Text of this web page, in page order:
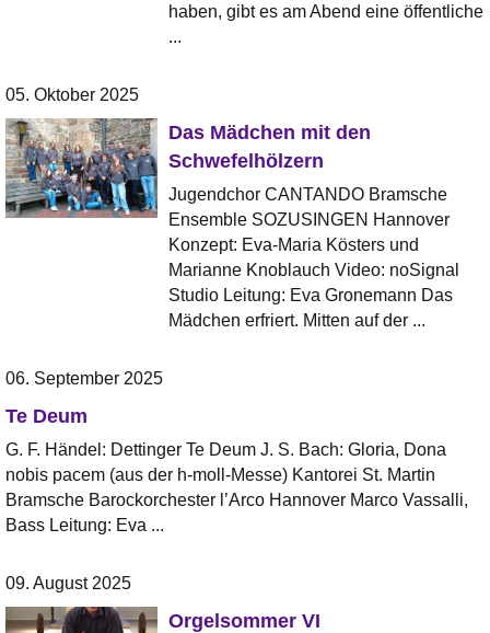
haben, gibt es am Abend eine öffentliche
...
05. Oktober 2025
Das Mädchen mit den
Schwefelhölzern
Jugendchor CANTANDO Bramsche
Ensemble SOZUSINGEN Hannover
Konzept: Eva-Maria Kösters und
Marianne Knoblauch Video: noSignal
Studio Leitung: Eva Gronemann Das
Mädchen erfriert. Mitten auf der ...
06. September 2025
Te Deum
G. F. Händel: Dettinger Te Deum J. S. Bach: Gloria, Dona
nobis pacem (aus der h-moll-Messe) Kantorei St. Martin
Bramsche Barockorchester l’Arco Hannover Marco Vassalli,
Bass Leitung: Eva ...
09. August 2025
Orgelsommer VI